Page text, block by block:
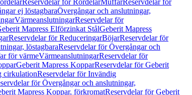
Reservdelar för RördelarMuffarReservdelar för
ej löstagbaraÖvergångar och anslutningar,
VärmeanslutningarReservdelar för
Mapress Elförzinkat StålGeberit Mapress
Reservdelar för ReduceringarBöjarReservdelar för
löstagbaraReservdelar för Övergångar och
för värmeVärmeanslutningarReservdelar för
Geberit Mapress KopparReservdelar för Geberit
cirkulationReservdelar för Invändig
för Övergångar och anslutningar,
Mapress Koppar, förkromatReservdelar för Geberit